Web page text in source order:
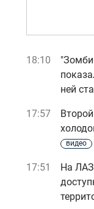
18:10
ней
17:57
видео
17:51
На